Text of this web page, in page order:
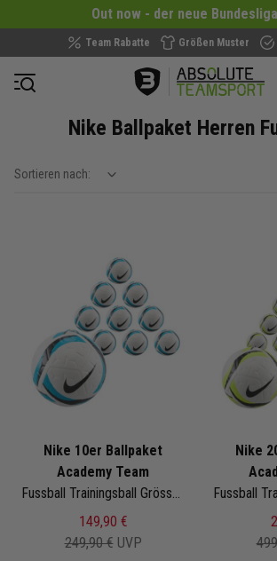
Out now - der neue
Team Rabatte Größen Muster
Navigation öffnen
Nike Ballpaket Herren
Sortieren nach: show filteroptions
Nike 10er Ballpaket
Academy Team
149,90 €
249,90 € UVP
Nike